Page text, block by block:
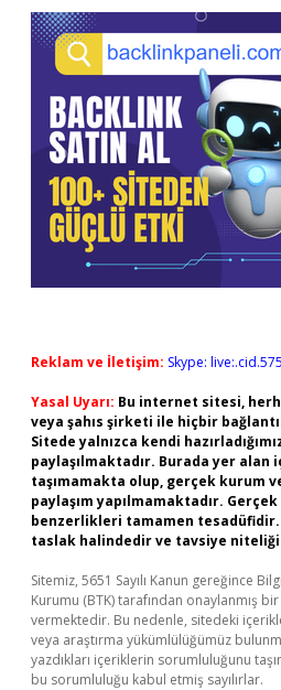
Reklam ve İletişim: Skype:
Yasal Uyarı: Bu internet sitesi,
veya şahıs şirketi ile hiçbir
Sitede yalnızca kendi
paylaşılmaktadır. Burada yer
taşımamakta olup, gerçek kurum
paylaşım yapılmamaktadır.
benzerlikleri tamamen
taslak halindedir ve tavsiye niteliği
Sitemiz, 5651 Sayılı Kanun gereğince
Kurumu (BTK) tarafından onaylanmış
vermektedir. Bu nedenle, sitedeki
veya araştırma yükümlülüğümüz
yazdıkları içeriklerin sorumluluğunu
bu sorumluluğu kabul etmiş sayılırlar.